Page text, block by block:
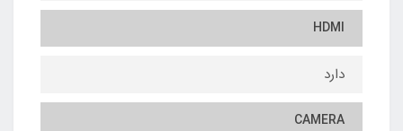
HDMI
دارد
CAMERA